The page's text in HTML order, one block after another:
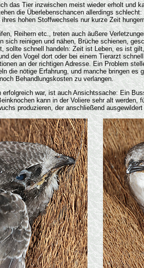
das Tier inzwischen meist wieder erholt und
die Überlebenschancen allerdings
hohen Stoffwechsels nur kurze Zeit
Reihern etc., treten auch äußere
sich reinigen und nähen, Brüche schienen,
sollte schnell handeln: Zeit ist Leben, es ist
den Vogel dort oder bei einem Tierarzt
an der richtigen Adresse. Ein Problem
die nötige Erfahrung, und manche bringen
Behandlungskosten zu verlangen.
war, ist auch Ansichtssache: Ein
kann in der Voliere sehr alt werden,
produzieren, der anschließend ausgewildert